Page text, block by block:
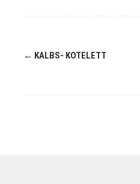
Navigation
← KALBS- KOTELETT